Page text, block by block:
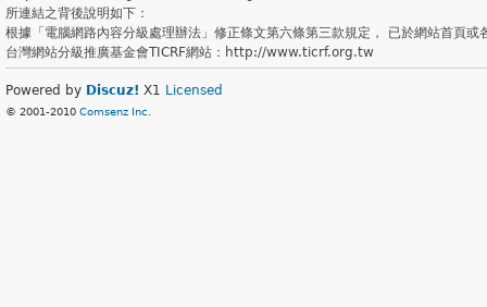
所連結之背後說明如下：
根據「電腦網路內容分級處理辦法」修正條文第六條第三款規定， 已於網站首頁
台灣網站分級推廣基金會TICRF網站：http://www.ticrf.org.tw
Powered by Discuz! X1 Licensed
© 2001-2010 Comsenz Inc.